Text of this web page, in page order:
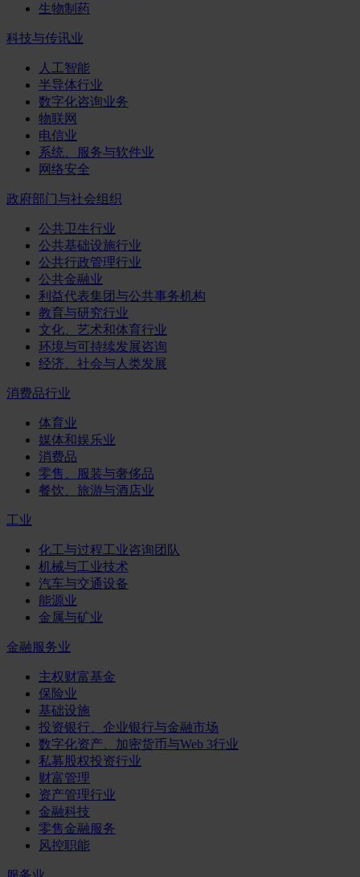
生物制药
科技与传讯业
人工智能
半导体行业
数字化咨询业务
物联网
电信业
系统、服务与软件业
网络安全
政府部门与社会组织
公共卫生行业
公共基础设施行业
公共行政管理行业
公共金融业
利益代表集团与公共事务机构
教育与研究行业
文化、艺术和体育行业
环境与可持续发展咨询
经济、社会与人类发展
消费品行业
体育业
媒体和娱乐业
消费品
零售、服装与奢侈品
餐饮、旅游与酒店业
工业
化工与过程工业咨询团队
机械与工业技术
汽车与交通设备
能源业
金属与矿业
金融服务业
主权财富基金
保险业
基础设施
投资银行、企业银行与金融市场
数字化资产、加密货币与Web 3行业
私募股权投资行业
财富管理
资产管理行业
金融科技
零售金融服务
风控职能